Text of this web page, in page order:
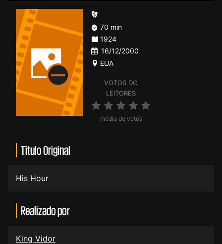
VOTOS DO
LEITORES
média de votos
70 min
1924
16/12/2000
EUA
Título Original
His Hour
Realizado por
King Vidor